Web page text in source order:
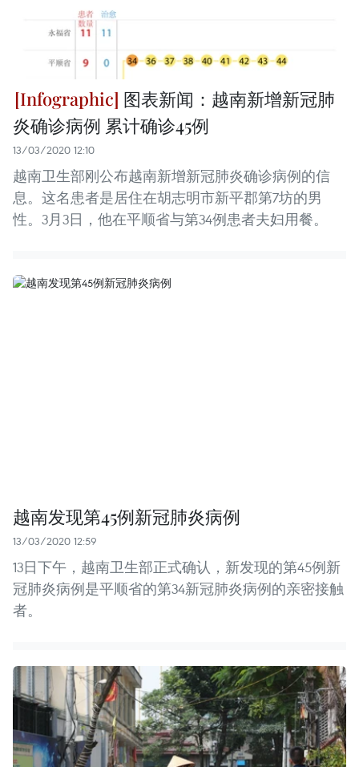
图表新闻：越南新增新冠肺
炎确诊病例 累计确诊45例
13/03/2020 12:10
越南卫生部刚公布越南新增新冠肺炎确诊病例的信
息。这名患者是居住在胡志明市新平郡第7坊的男
性。3月3日，他在平顺省与第34例患者夫妇用餐。
越南发现第45例新冠肺炎病例
13/03/2020 12:59
13日下午，越南卫生部正式确认，新发现的第45例新
冠肺炎病例是平顺省的第34新冠肺炎病例的亲密接触
者。